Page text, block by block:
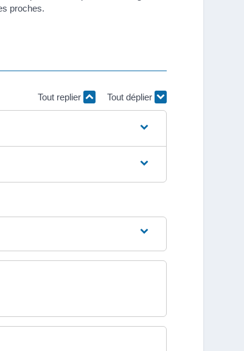
proches.
Tout replier Tout déplier